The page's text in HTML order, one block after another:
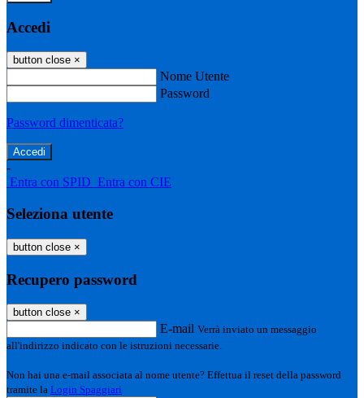
Accedi
button close ×
Nome Utente
Password
Password dimenticata?
-
Entra con SPID Entra con CIE
Seleziona utente
button close ×
Recupero password
button close ×
E-mail Verrà inviato un messaggio
all'indirizzo indicato con le istruzioni necessarie.
Non hai una e-mail associata al nome utente? Effettua il reset della password
tramite la Login Spaggiari